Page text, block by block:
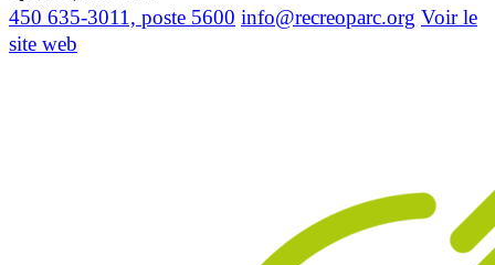
450 635-3011, poste 5600 info@recreoparc.org Voir le
site web